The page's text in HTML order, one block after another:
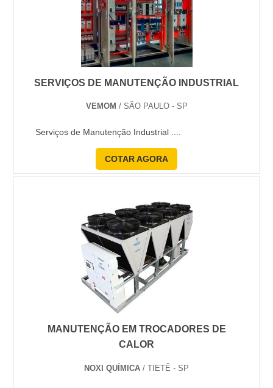
SERVIÇOS DE MANUTENÇÃO INDUSTRIAL
VEMOM / SÃO PAULO - SP
Serviços de Manutenção Industrial ....
COTAR AGORA
MANUTENÇÃO EM TROCADORES DE
CALOR
NOXI QUÍMICA / TIETÊ - SP